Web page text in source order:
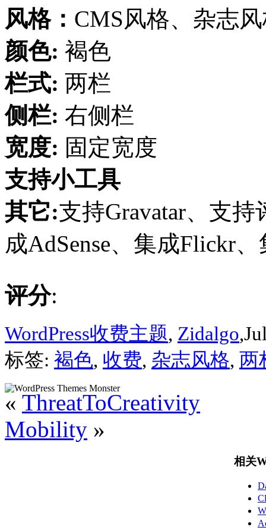
风格： CMS风格、杂志
颜色: 褐色
栏式: 两栏
侧栏: 右侧栏
宽度: 固定宽度
支持小工具
其它:支持Gravatar、支
成AdSense、集成Flickr
评分:
WordPress收费主题, Zidalgo
标签: 褐色, 收费, 杂志风格, 两
« ThreatToCreativity
Mobility »
相关